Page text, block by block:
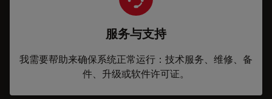
服务与支持
我需要帮助来确保系统正常运行：技术服务、维修、备
件、升级或软件许可证。